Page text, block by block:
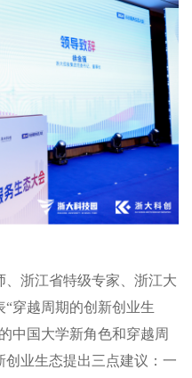
浙江省特级专家、浙江大
穿越周期的创新创业生
中国大学新角色和穿越周
业生态提出三点建议：一